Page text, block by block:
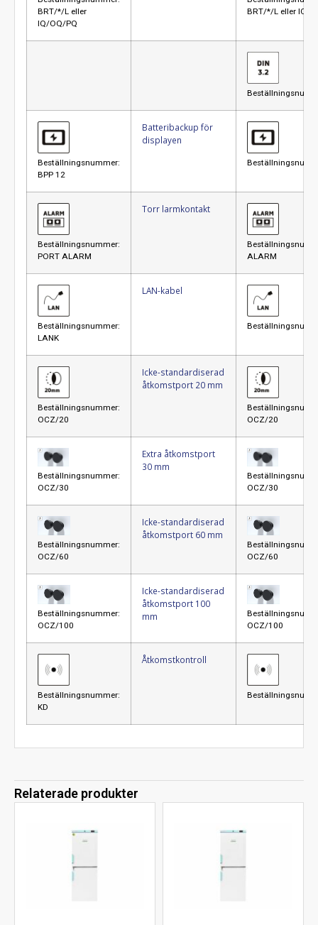
BRT/*/L eller
IQ/OQ/PQ
BRT/*/L eller IQ/
Beställningsnummer:
BPP 12
Batteribackup för
displayen
Beställningsnummer:
PORT ALARM
Torr larmkontakt
ALARM
Beställningsnummer:
LANK
LAN-kabel
Beställningsnummer:
OCZ/20
Icke-standardiserad
åtkomstport 20 mm
OCZ/20
Beställningsnummer:
OCZ/30
Extra åtkomstport
30 mm
OCZ/30
Beställningsnummer:
OCZ/60
Icke-standardiserad
åtkomstport 60 mm
OCZ/60
Beställningsnummer:
OCZ/100
Icke-standardiserad
åtkomstport 100
mm
OCZ/100
Beställningsnummer:
KD
Åtkomstkontroll
Relaterade produkter